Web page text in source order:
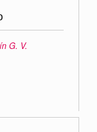
G. V.